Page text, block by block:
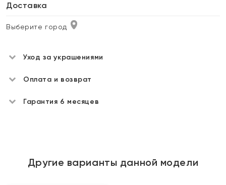
Доставка
Выберите город
Уход за украшениями
Оплата и возврат
Гарантия 6 месяцев
Другие варианты данной модели